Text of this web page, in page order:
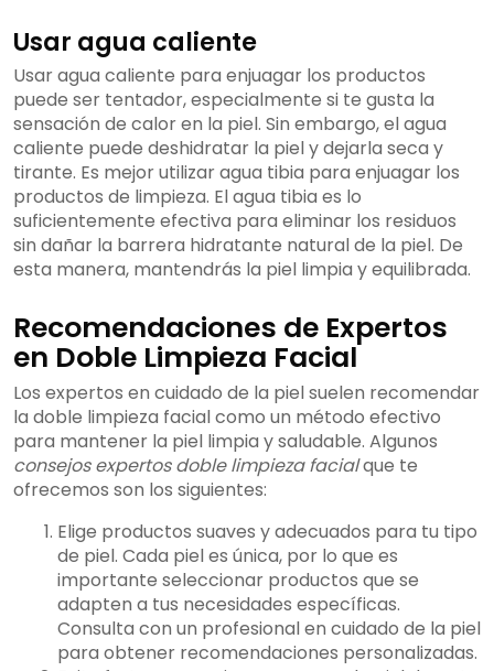
Usar agua caliente
Usar agua caliente para enjuagar los productos
puede ser tentador, especialmente si te gusta la
sensación de calor en la piel. Sin embargo, el agua
caliente puede deshidratar la piel y dejarla seca y
tirante. Es mejor utilizar agua tibia para enjuagar los
productos de limpieza. El agua tibia es lo
suficientemente efectiva para eliminar los residuos
sin dañar la barrera hidratante natural de la piel. De
esta manera, mantendrás la piel limpia y equilibrada.
Recomendaciones de Expertos
en Doble Limpieza Facial
Los expertos en cuidado de la piel suelen recomendar
la doble limpieza facial como un método efectivo
para mantener la piel limpia y saludable. Algunos
consejos expertos doble limpieza facialque te
ofrecemos son los siguientes:
Elige productos suaves y adecuados para tu tipo
de piel. Cada piel es única, por lo que es
importante seleccionar productos que se
adapten a tus necesidades específicas.
Consulta con un profesional en cuidado de la piel
para obtener recomendaciones personalizadas.